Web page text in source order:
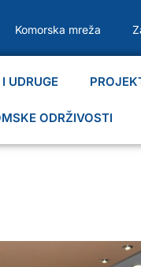
Komorska mreža
UDRUGE
ODRŽIVOSTI